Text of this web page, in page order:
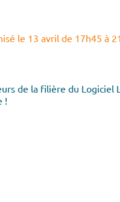
le 13 avril de 17h45 à
de la filière du Logiciel
!